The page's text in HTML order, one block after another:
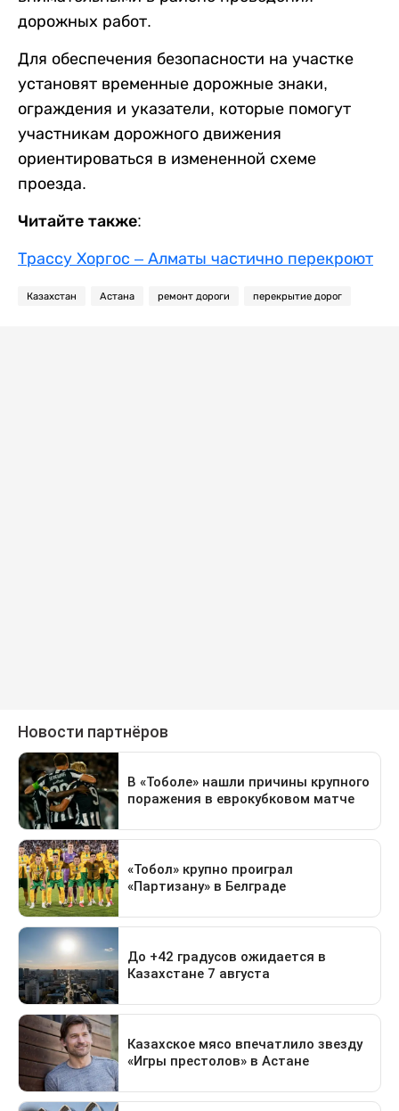
дорожных работ.
Для обеспечения безопасности на участке
установят временные дорожные знаки,
ограждения и указатели, которые помогут
участникам дорожного движения
ориентироваться в измененной схеме
проезда.
Читайте также:
Трассу Хоргос – Алматы частично перекроют
Казахстан Астана ремонт дороги перекрытие дорог